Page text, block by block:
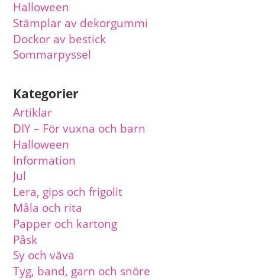
Halloween
Stämplar av dekorgummi
Dockor av bestick
Sommarpyssel
Kategorier
Artiklar
DIY – För vuxna och barn
Halloween
Information
Jul
Lera, gips och frigolit
Måla och rita
Papper och kartong
Påsk
Sy och väva
Tyg, band, garn och snöre